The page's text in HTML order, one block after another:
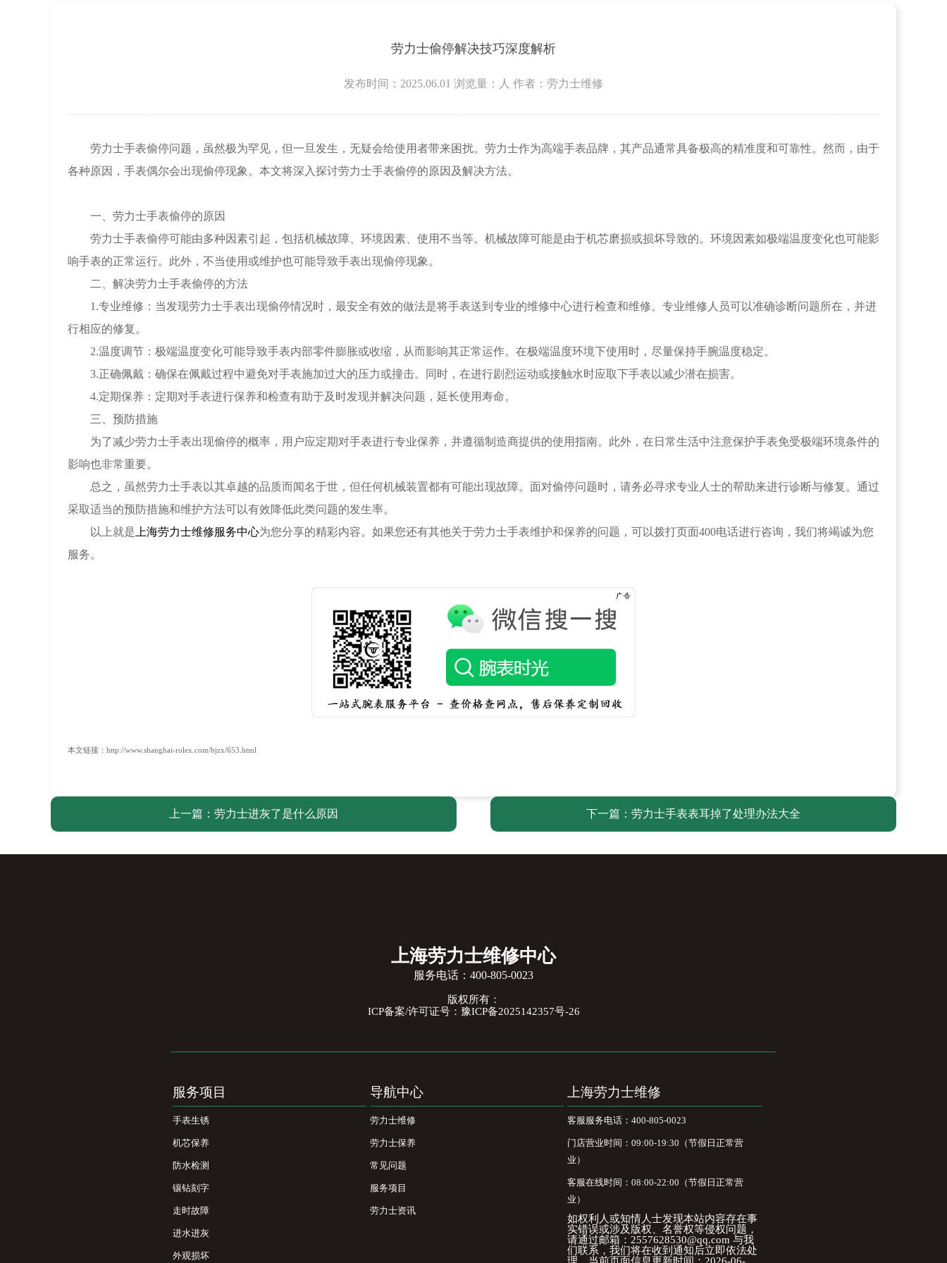
劳力士偷停解决技巧深度解析
发布时间：2025.06.01 浏览量： 人 作者：劳力士维修
劳力士手表偷停问题，虽然极为罕见，但一旦发生，无疑会给使用者带来困扰。劳力士作为高端手表品牌，其产品通常具备极高的精准度和可靠性。然而，由于
各种原因，手表偶尔会出现偷停现象。本文将深入探讨劳力士手表偷停的原因及解决方法。
一、劳力士手表偷停的原因
劳力士手表偷停可能由多种因素引起，包括机械故障、环境因素、使用不当等。机械故障可能是由于机芯磨损或损坏导致的。环境因素如极端温度变化也可能影
响手表的正常运行。此外，不当使用或维护也可能导致手表出现偷停现象。
二、解决劳力士手表偷停的方法
1.专业维修：当发现劳力士手表出现偷停情况时，最安全有效的做法是将手表送到专业的维修中心进行检查和维修。专业维修人员可以准确诊断问题所在，并进
行相应的修复。
2.温度调节：极端温度变化可能导致手表内部零件膨胀或收缩，从而影响其正常运作。在极端温度环境下使用时，尽量保持手腕温度稳定。
3.正确佩戴：确保在佩戴过程中避免对手表施加过大的压力或撞击。同时，在进行剧烈运动或接触水时应取下手表以减少潜在损害。
4.定期保养：定期对手表进行保养和检查有助于及时发现并解决问题，延长使用寿命。
三、预防措施
为了减少劳力士手表出现偷停的概率，用户应定期对手表进行专业保养，并遵循制造商提供的使用指南。此外，在日常生活中注意保护手表免受极端环境条件的
影响也非常重要。
总之，虽然劳力士手表以其卓越的品质而闻名于世，但任何机械装置都有可能出现故障。面对偷停问题时，请务必寻求专业人士的帮助来进行诊断与修复。通过
采取适当的预防措施和维护方法可以有效降低此类问题的发生率。
以上就是 上海劳力士维修服务中心为您分享的精彩内容。如果您还有其他关于劳力士手表维护和保养的问题，可以拨打页面400电话进行咨询，我们将竭诚为您
服务。
本文链接：http://www.shanghai-rolex.com/bjzx/653.html
上一篇： 劳力士进灰了是什么原因 下一篇： 劳力士手表表耳掉了处理办法大全
上海劳力士维修中心
服务电话： 400-805-0023
版权所有：
ICP备案/许可证号：豫ICP备2025142357号-26
服务项目
手表生锈
机芯保养
防水检测
镶钻刻字
走时故障
进水进灰
外观损坏
导航中心
劳力士维修
劳力士保养
常见问题
服务项目
劳力士资讯
上海劳力士维修
客服服务电话：400-805-0023
门店营业时间：09:00-19:30（节假日正常营
业）
客服在线时间：08:00-22:00（节假日正常营
业）
如权利人或知情人士发现本站内容存在事
实错误或涉及版权、名誉权等侵权问题，
请通过邮箱：2557628530@qq.com 与我
们联系，我们将在收到通知后立即依法处